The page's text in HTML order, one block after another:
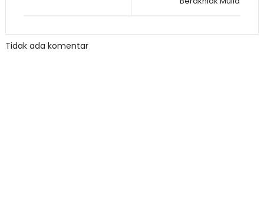
Tidak ada komentar